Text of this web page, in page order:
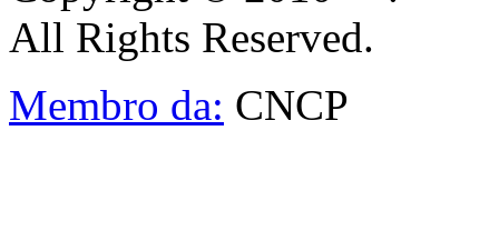
All Rights Reserved.
Membro da: CNCP